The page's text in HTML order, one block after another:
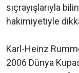
sıçrayışlarıyla
hakimiyetiyle
Karl-Heinz
2006 Dünya